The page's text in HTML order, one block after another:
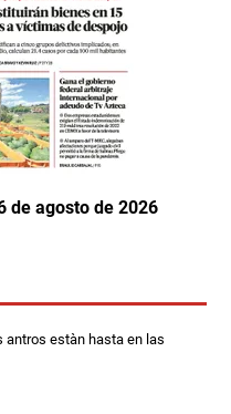
de agosto de 2026
antros estàn hasta en las